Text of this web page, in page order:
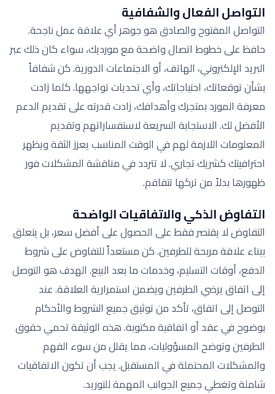
التواصل الفعال والشفافية
التواصل المفتوح والصادق هو جوهر أي علاقة عمل ناجحة.
حافظ على خطوط اتصال واضحة مع مورديك، سواء كان ذلك عبر
البريد الإلكتروني، الهاتف، أو الاجتماعات الدورية. كن شفافاً
بشأن توقعاتك، احتياجاتك، وأي تحديات تواجهها. كلما زادت
معرفة المورد بمتجرك وأهدافك، زادت قدرته على تقديم الدعم
الأفضل لك. الاستجابة السريعة لاستفساراتهم وتقديم
المعلومات اللازمة لهم في الوقت المناسب يعزز الثقة ويظهر
احترافيتك كشريك تجاري. لا تتردد في مناقشة المشكلات فور
ظهورها بدلاً من تركها تتفاقم.
التفاوض الذكي والاتفاقيات الواضحة
التفاوض لا يقتصر فقط على الحصول على أفضل سعر، بل يتعلق
ببناء علاقة مربحة للطرفين. كن مستعداً للتفاوض على شروط
الدفع، أوقات التسليم، وخدمات ما بعد البيع. الهدف هو التوصل
إلى اتفاق يرضي الطرفين ويضمن استمرارية العلاقة. عند
التوصل إلى اتفاق، تأكد من توثيق جميع الشروط والأحكام
بوضوح في عقد أو اتفاقية مكتوبة. هذه الوثيقة تحمي حقوق
الطرفين وتوضح المسؤوليات، مما يقلل من سوء الفهم
والمشكلات المحتملة في المستقبل. يجب أن تكون الاتفاقيات
شاملة وتغطي جميع الجوانب المهمة للتوريد.